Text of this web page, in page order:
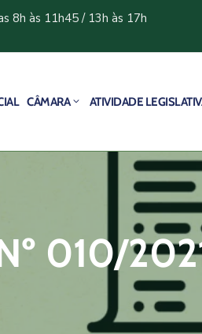
8h às 11h45 / 13h às 17h
CÂMARA ATIVIDADE
010/